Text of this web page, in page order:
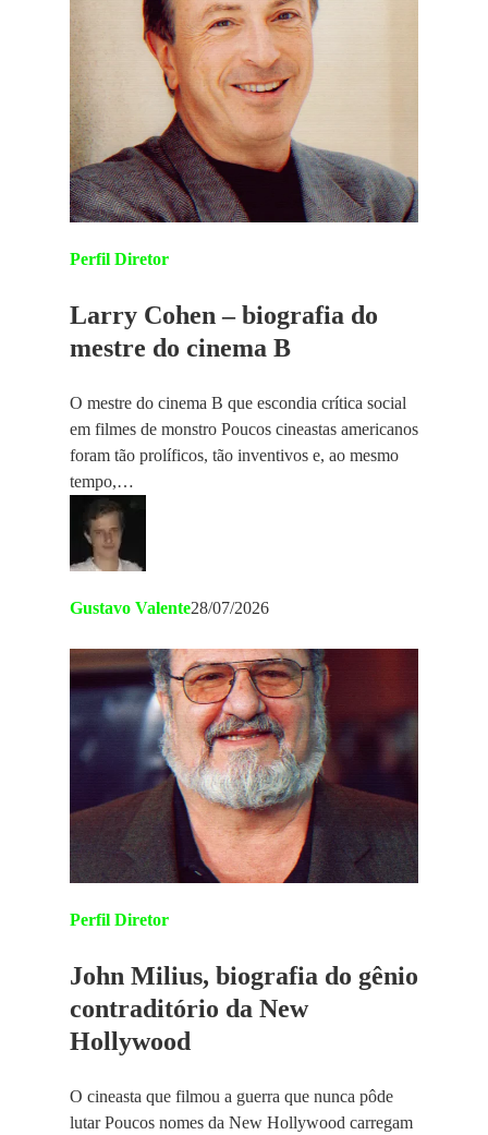
Perfil Diretor
Larry Cohen – biografia do
mestre do cinema B
O mestre do cinema B que escondia crítica social
em filmes de monstro Poucos cineastas americanos
foram tão prolíficos, tão inventivos e, ao mesmo
tempo,…
Gustavo Valente28/07/2026
Perfil Diretor
John Milius, biografia do gênio
contraditório da New
Hollywood
O cineasta que filmou a guerra que nunca pôde
lutar Poucos nomes da New Hollywood carregam